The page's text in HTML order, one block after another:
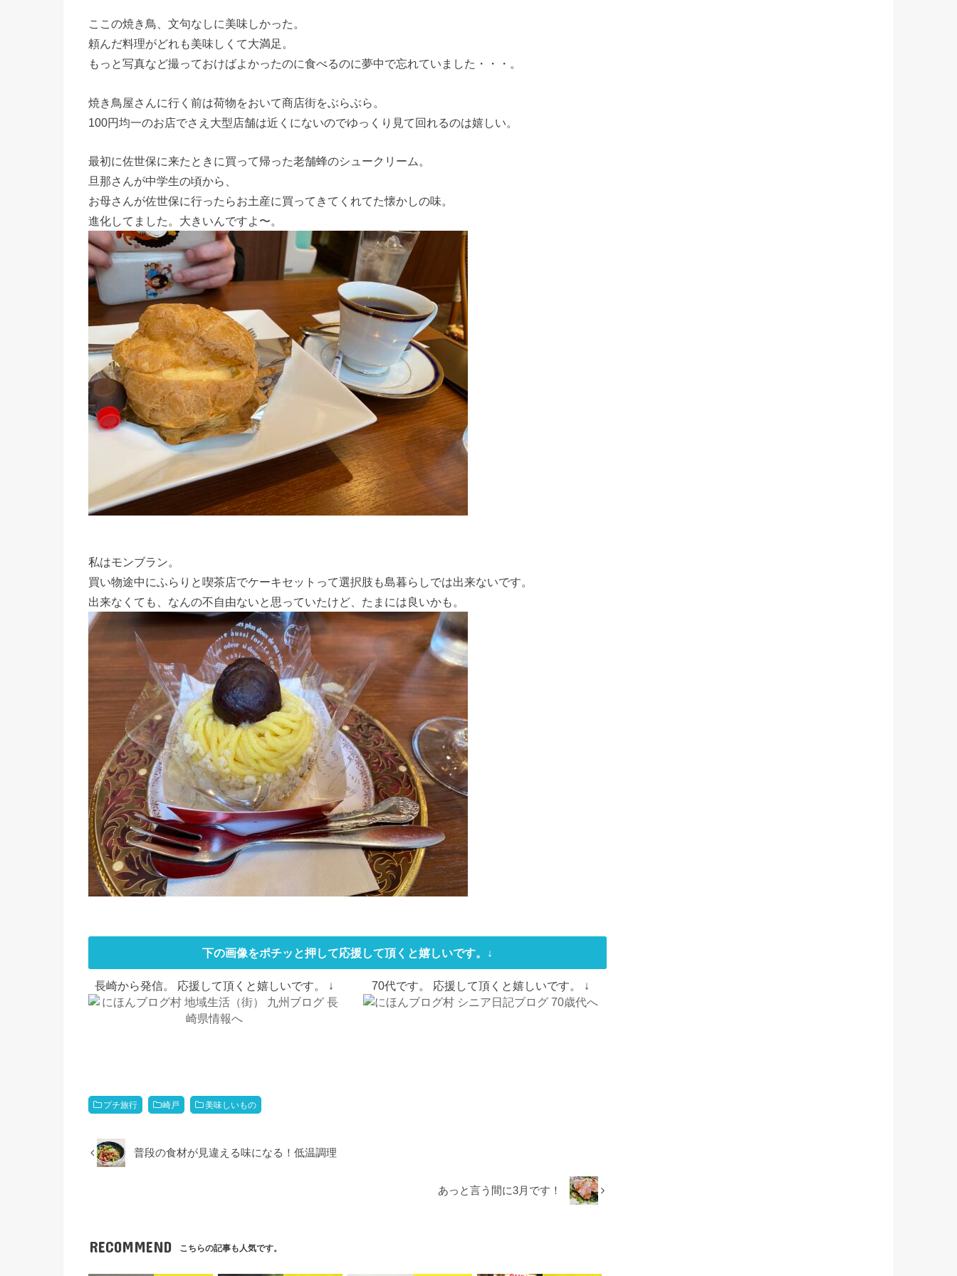
ここの焼き鳥、文句なしに美味しかった。
頼んだ料理がどれも美味しくて大満足。
もっと写真など撮っておけばよかったのに食べるのに夢中で忘れていました・・・。
焼き鳥屋さんに行く前は荷物をおいて商店街をぶらぶら。
100円均一のお店でさえ大型店舗は近くにないのでゆっくり見て回れるのは嬉しい。
最初に佐世保に来たときに買って帰った老舗蜂のシュークリーム。
旦那さんが中学生の頃から、
お母さんが佐世保に行ったらお土産に買ってきてくれてた懐かしの味。
進化してました。大きいんですよ〜。
私はモンブラン。
買い物途中にふらりと喫茶店でケーキセットって選択肢も島暮らしでは出来ないです。
出来なくても、なんの不自由ないと思っていたけど、たまには良いかも。
下の画像をポチッと押して応援して頂くと嬉しいです。↓
長崎から発信。 応援して頂くと嬉しいです。 ↓ 70代です。 応援して頂くと嬉しいです。 ↓
プチ旅行 崎戸 美味しいもの
普段の食材が見違える味になる！低温調理
あっと言う間に3月です！
RECOMMEND こちらの記事も人気です。